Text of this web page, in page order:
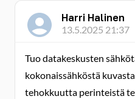
Harri Halinen
13.5.2025 21:37
Tuo datakeskusten
kokonaissähköstä
tehokkuutta perinteistä